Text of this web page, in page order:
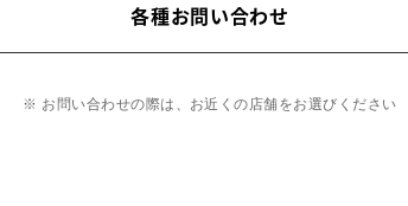
各種お問い合わせ
※ お問い合わせの際は、お近くの店舗をお選びください